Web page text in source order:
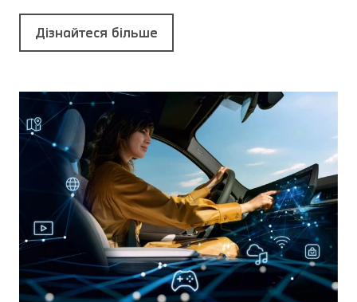
Дізнайтеся більше